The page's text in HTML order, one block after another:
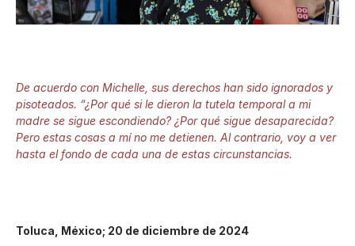
De acuerdo con Michelle, sus derechos han sido ignorados y
pisoteados. “¿Por qué si le dieron la tutela temporal a mi
madre se sigue escondiendo? ¿Por qué sigue desaparecida?
Pero estas cosas a mí no me detienen. Al contrario, voy a ver
hasta el fondo de cada una de estas circunstancias.
Toluca, México; 20 de diciembre de 2024